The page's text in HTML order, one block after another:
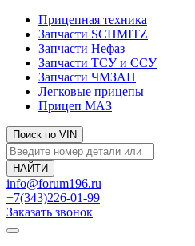
Прицепная техника
Запчасти SCHMITZ
Запчасти Нефаз
Запчасти ТСУ и ССУ
Запчасти ЧМЗАП
Легковые прицепы
Прицеп МАЗ
Поиск по VIN
info@forum196.ru
+7(343)226-01-99
Заказать звонок